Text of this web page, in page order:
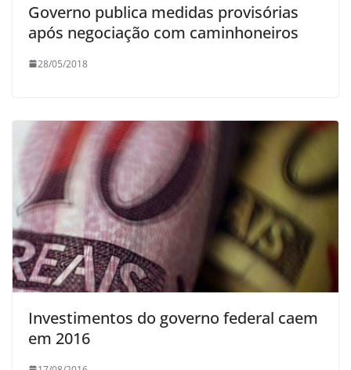
Governo publica medidas provisórias
após negociação com caminhoneiros
28/05/2018
Investimentos do governo federal caem
em 2016